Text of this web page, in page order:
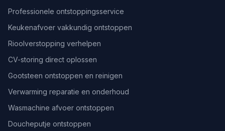
Professionele ontstoppingsservice
Keukenafvoer vakkundig ontstoppen
Rioolverstopping verhelpen
CV-storing direct oplossen
Gootsteen ontstoppen en reinigen
Verwarming reparatie en onderhoud
Wasmachine afvoer ontstoppen
Doucheputje ontstoppen